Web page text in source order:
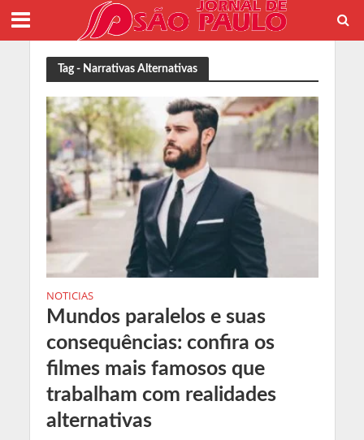
Tag - Narrativas Alternativas
NOTICIAS
Mundos paralelos e suas
consequências: confira os
filmes mais famosos que
trabalham com realidades
alternativas